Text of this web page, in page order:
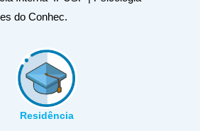
do Conhec.
Residência